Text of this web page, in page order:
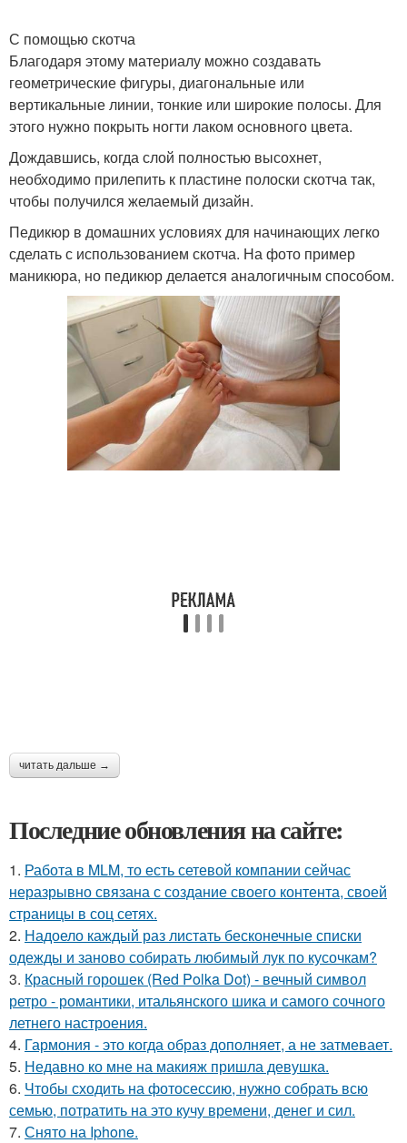
С помощью скотча
Благодаря этому материалу можно создавать
геометрические фигуры, диагональные или
вертикальные линии, тонкие или широкие полосы. Для
этого нужно покрыть ногти лаком основного цвета.
Дождавшись, когда слой полностью высохнет,
необходимо прилепить к пластине полоски скотча так,
чтобы получился желаемый дизайн.
Педикюр в домашних условиях для начинающих легко
сделать с использованием скотча. На фото пример
маникюра, но педикюр делается аналогичным способом.
читать дальше →
Последние обновления на сайте:
1. Работа в MLM, то есть сетевой компании сейчас
неразрывно связана с создание своего контента, своей
страницы в соц сетях.
2. Надоело каждый раз листать бесконечные списки
одежды и заново собирать любимый лук по кусочкам?
3. Красный горошек (Red Polka Dot) - вечный символ
ретро - романтики, итальянского шика и самого сочного
летнего настроения.
4. Гармония - это когда образ дополняет, а не затмевает.
5. Недавно ко мне на макияж пришла девушка.
6. Чтобы сходить на фотосессию, нужно собрать всю
семью, потратить на это кучу времени, денег и сил.
7. Снято на Iphone.